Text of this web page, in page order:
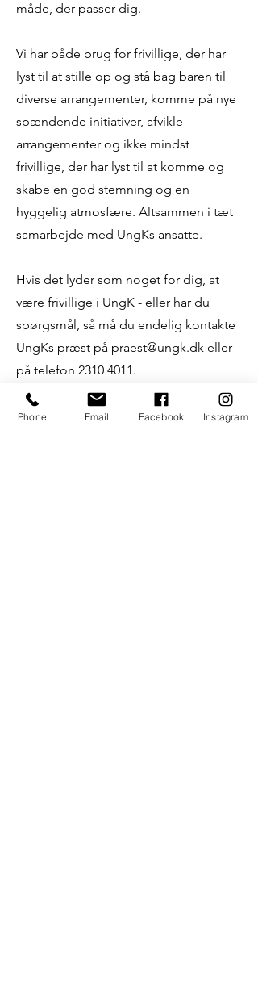
måde, der passer dig.
Vi har både brug for frivillige, der har
lyst til at stille op og stå bag baren til
diverse arrangementer, komme på nye
spændende initiativer, afvikle
arrangementer og ikke mindst
frivillige, der har lyst til at komme og
skabe en god stemning og en
hyggelig atmosfære. Altsammen i tæt
samarbejde med UngKs ansatte.
Hvis det lyder som noget for dig, at
være frivillige i UngK - eller har du
spørgsmål, så må du endelig kontakte
UngKs præst på praest@ungk.dk eller
på telefon 2310 4011.
Vi håber at se dig!
Phone Email Facebook Instagram